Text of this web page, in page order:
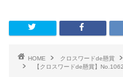
HOME クロスワードde懸賞
【クロスワードde懸賞】